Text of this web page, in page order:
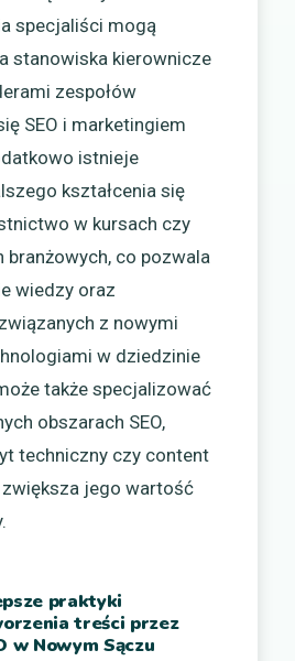
specjaliści mogą
stanowiska kierownicze
zespołów
SEO i marketingiem
istnieje
kształcenia się
w kursach czy
branżowych, co pozwala
wiedzy oraz
z nowymi
w dziedzinie
także specjalizować
obszarach SEO,
techniczny czy content
jego wartość
praktyki
treści przez
w Nowym Sączu